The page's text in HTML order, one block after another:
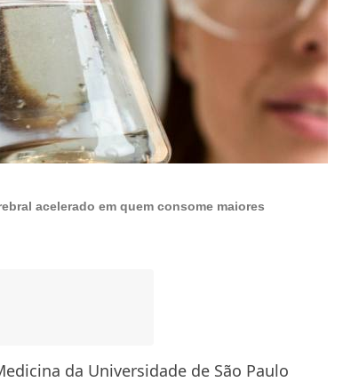
acelerado em quem consome maiores
da Universidade de São Paulo